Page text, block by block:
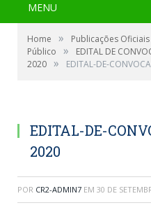
MENU
Home » Publicações Oficiais
Público
»
EDITAL DE
2020 » EDITAL-DE-
EDITAL-DE-
2020
POR CR2-ADMIN7 EM 30 DE